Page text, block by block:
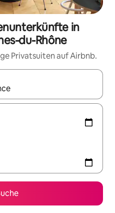
in
du-Rhône
Privatsuiten auf Airbnb.
navigiere mit den